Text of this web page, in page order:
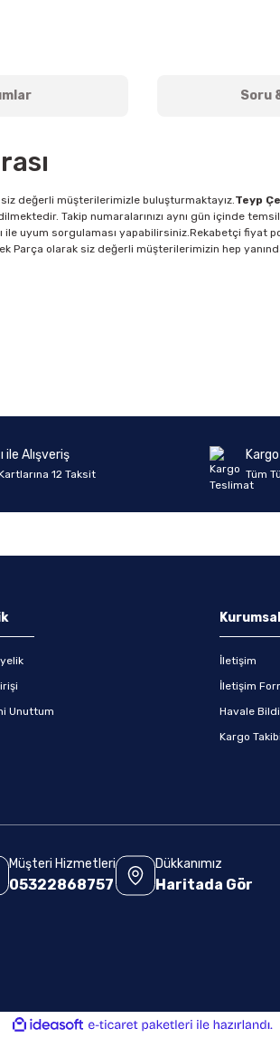
Soru
değerli müşterilerimizle buluşturmaktayız.Teyp
Takip numaralarınızı aynı gün içinde
uyum sorgulaması yapabilirsiniz.Rekabetçi fiyat
Parça olarak siz değerli müşterilerimizin hep
ile Alışveriş
12 Taksit Tüm
Unuttum
Kurumsal
İletişim
İletişim
Havale
Kargo Takibi
Müşteri Hizmetleri
05322868757
Dükkanımız
Haritada Gör
ideasoft
e-